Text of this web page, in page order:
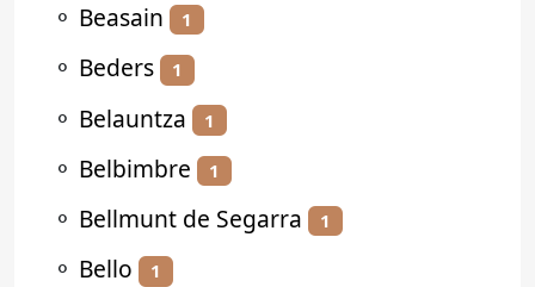
⚬ Beasain 1
⚬ Beders 1
⚬ Belauntza 1
⚬ Belbimbre 1
⚬ Bellmunt de Segarra 1
⚬ Bello 1